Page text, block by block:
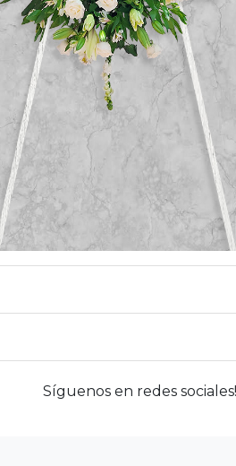
Síguenos en redes sociales!